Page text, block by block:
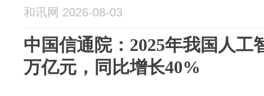
和讯网 2026-08-03
中国信通院：2025年我国人工
万亿元，同比增长40%